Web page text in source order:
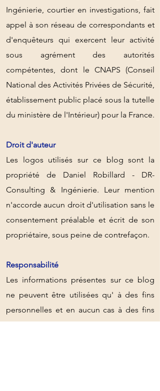
Ingénierie, courtier en investigations, fait
appel à son réseau de correspondants et
d'enquêteurs qui exercent leur activité
sous agrément des autorités
compétentes, dont le CNAPS (Conseil
National des Activités Privées de Sécurité,
établissement public placé sous la tutelle
du ministère de l'Intérieur) pour la France.​
Droit d'auteur
Les logos utilisés sur ce blog sont la
propriété de Daniel Robillard - DR-
Consulting & Ingénierie. Leur mention
n'accorde aucun droit d'utilisation sans le
consentement préalable et écrit de son
propriétaire, sous peine de contrefaçon.​
Responsabilité
Les informations présentes sur ce blog
ne peuvent être utilisées qu' à des fins
personnelles et en aucun cas à des fins
commerciales. Daniel Robillard - DR-